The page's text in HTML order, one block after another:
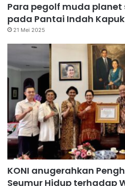
Para pegolf muda planet
pada Pantai Indah Kapuk
21 Mei 2025
KONI anugerahkan
Seumur Hidup terhadap